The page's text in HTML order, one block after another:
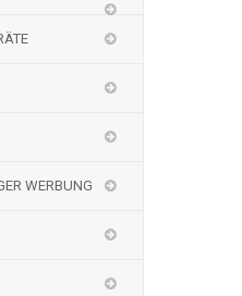
WERBUNG